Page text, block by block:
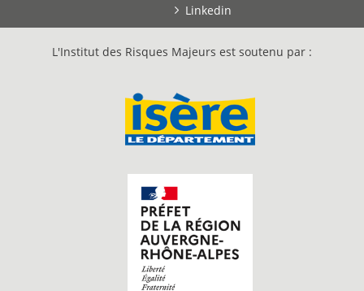
Linkedin
L'Institut des Risques Majeurs est soutenu par :